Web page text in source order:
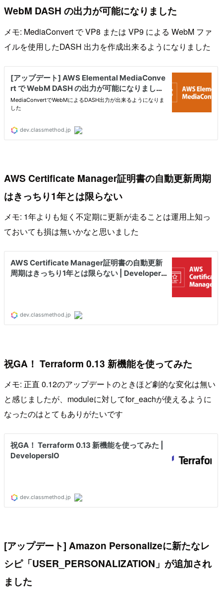
WebM DASH の出力が可能になりました
メモ: MediaConvert で VP8 または VP9 による WebM ファ
イルを使用したDASH 出力を作成出来るようになりました
AWS Certificate Manager証明書の自動更新周期
はきっちり1年とは限らない
メモ: 1年よりも短く不定期に更新が走ることは運用上知っ
ておいても損は無いかなと思いました
祝GA！ Terraform 0.13 新機能を使ってみた
メモ: 正直 0.12のアップデートのときほど劇的な変化は無い
と感じましたが、moduleに対してfor_eachが使えるように
なったのはとてもありがたいです
[アップデート] Amazon Personalizeに新たなレ
シピ「USER_PERSONALIZATION」が追加され
ました